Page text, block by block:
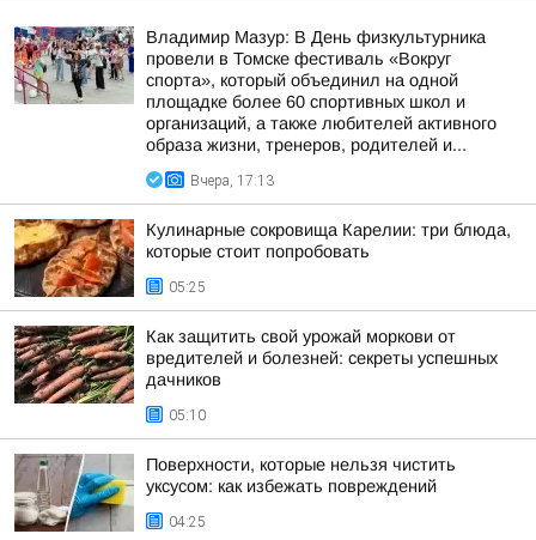
Владимир Мазур: В День физкультурника
провели в Томске фестиваль «Вокруг
спорта», который объединил на одной
площадке более 60 спортивных школ и
организаций, а также любителей активного
образа жизни, тренеров, родителей и...
Вчера, 17:13
Кулинарные сокровища Карелии: три блюда,
которые стоит попробовать
05:25
Как защитить свой урожай моркови от
вредителей и болезней: секреты успешных
дачников
05:10
Поверхности, которые нельзя чистить
уксусом: как избежать повреждений
04:25